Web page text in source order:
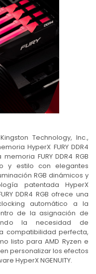
Technology, Inc.,
HyperX FURY DDR4
FURY DDR4 RGB
y estilo con elegantes
RGB dinámicos y
patentada HyperX
DDR4 RGB ofrece una
automático a la
de la asignación de
la necesidad de
compatibilidad perfecta,
listo para AMD Ryzen e
personalizar los efectos
HyperX NGENUITY.